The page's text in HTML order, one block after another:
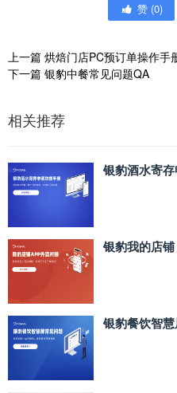
赞 (0)
上一篇 烘焙门店PC预订单操作手
下一篇 银豹中餐常见问题QA
相关推荐
银豹酒水寄
银豹我的店
银豹餐饮智